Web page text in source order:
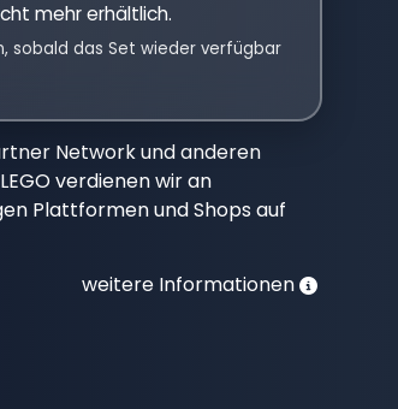
mehr erhältlich.
sobald das Set wieder verfügbar
Network und anderen
verdienen wir an
Plattformen und Shops auf
weitere Informationen